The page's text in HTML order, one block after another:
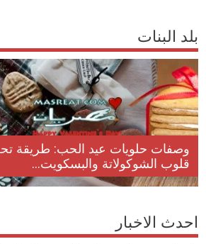
بلد البنات
وصفات حلويات عيد الحب: طريقة
قلوب الشوكولاتة والبسكويت...
احدث الاخبار